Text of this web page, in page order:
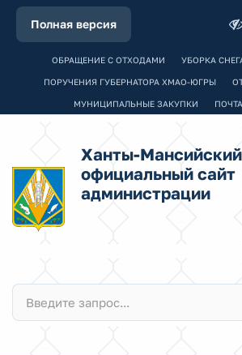
Полная версия
ОБРАЩЕНИЕ С ОТХОДАМИ УБОРКА
ПОРУЧЕНИЯ ГУБЕРНАТОРА ХМАО-ЮГРЫ
МУНИЦИПАЛЬНЫЕ ЗАКУПКИ ПОЧТА
Ханты-
официальный сайт
администрации